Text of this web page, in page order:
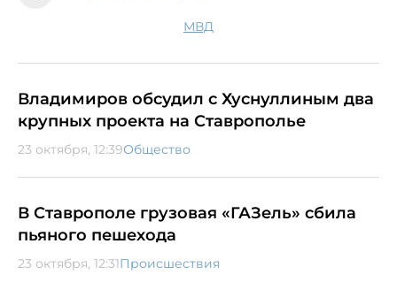
МВД
Владимиров обсудил с Хуснуллиным два
крупных проекта на Ставрополье
23 октября, 12:39Общество
В Ставрополе грузовая «ГАЗель» сбила
пьяного пешехода
23 октября, 12:31Происшествия